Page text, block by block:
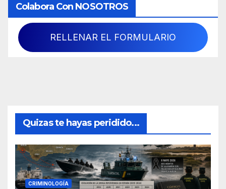
Colabora Con NOSOTROS
RELLENAR EL FORMULARIO
Quizas te hayas peridido...
CRIMINOLOGÍA